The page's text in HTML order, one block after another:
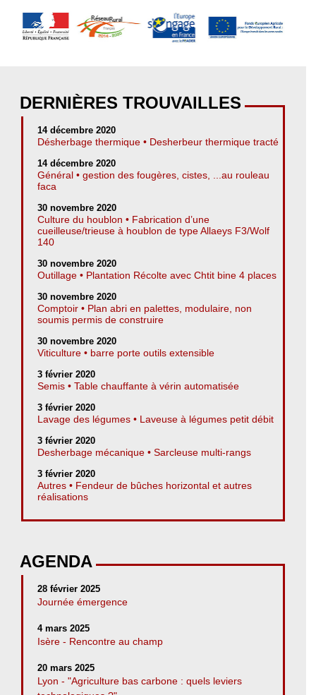
DERNIÈRES TROUVAILLES
14 décembre 2020
Désherbage thermique • Desherbeur thermique tracté
14 décembre 2020
Général • gestion des fougères, cistes, ...au rouleau
faca
30 novembre 2020
Culture du houblon • Fabrication d’une
cueilleuse/trieuse à houblon de type Allaeys F3/Wolf
140
30 novembre 2020
Outillage • Plantation Récolte avec Chtit bine 4 places
30 novembre 2020
Comptoir • Plan abri en palettes, modulaire, non
soumis permis de construire
30 novembre 2020
Viticulture • barre porte outils extensible
3 février 2020
Semis • Table chauffante à vérin automatisée
3 février 2020
Lavage des légumes • Laveuse à légumes petit débit
3 février 2020
Desherbage mécanique • Sarcleuse multi-rangs
3 février 2020
Autres • Fendeur de bûches horizontal et autres
réalisations
AGENDA
28 février 2025
Journée émergence
4 mars 2025
Isère - Rencontre au champ
20 mars 2025
Lyon - "Agriculture bas carbone : quels leviers